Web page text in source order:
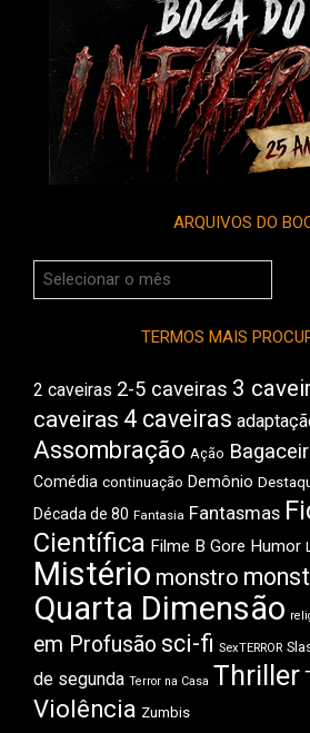
ARQUIVOS DO
Arquivos
do
TERMOS MAIS
2 caveiras 2-5 caveiras 3
caveiras 4 caveiras
Assombração Ação
Comédia continuação Demônio
Década de 80 Fantasia Fantasmas
Científica Filme B Gore Humor
Mistério monstro
Quarta Dimensão
em Profusão sci-fi SexTERROR
de segunda Terror na Casa Thriller
Violência Zumbis